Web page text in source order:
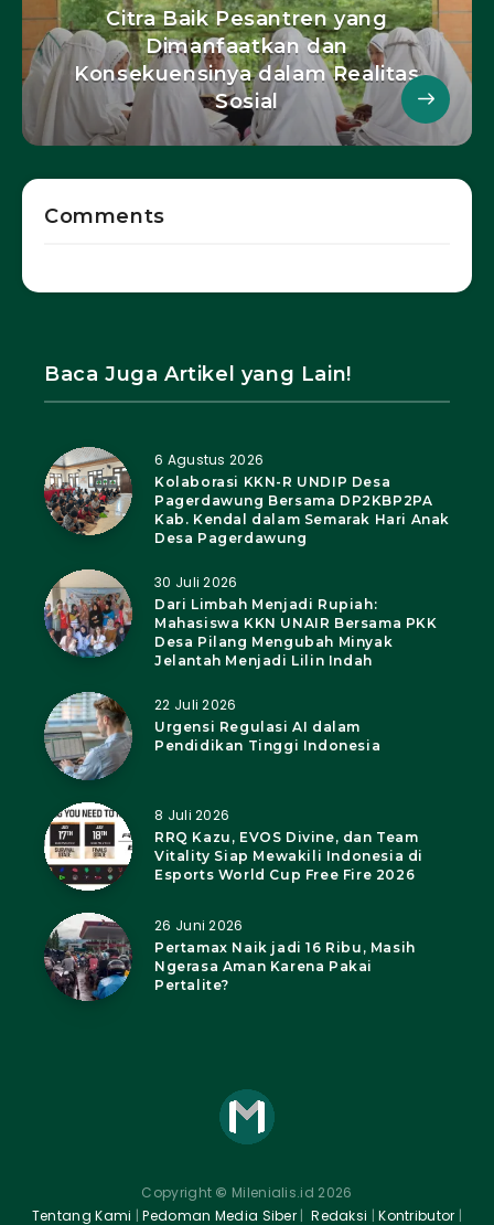
Citra Baik Pesantren yang
Dimanfaatkan dan
Konsekuensinya dalam Realitas
Sosial
Comments
Baca Juga Artikel yang Lain!
6 Agustus 2026
Kolaborasi KKN-R UNDIP Desa
Pagerdawung Bersama DP2KBP2PA
Kab. Kendal dalam Semarak Hari Anak
Desa Pagerdawung
30 Juli 2026
Dari Limbah Menjadi Rupiah:
Mahasiswa KKN UNAIR Bersama PKK
Desa Pilang Mengubah Minyak
Jelantah Menjadi Lilin Indah
22 Juli 2026
Urgensi Regulasi AI dalam
Pendidikan Tinggi Indonesia
8 Juli 2026
RRQ Kazu, EVOS Divine, dan Team
Vitality Siap Mewakili Indonesia di
Esports World Cup Free Fire 2026
26 Juni 2026
Pertamax Naik jadi 16 Ribu, Masih
Ngerasa Aman Karena Pakai
Pertalite?
Copyright © Milenialis.id 2026
Tentang Kami |Pedoman Media Siber | Redaksi |Kontributor |